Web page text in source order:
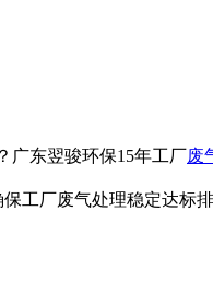
广东翌骏环保15年工厂废
工厂废气处理稳定达标